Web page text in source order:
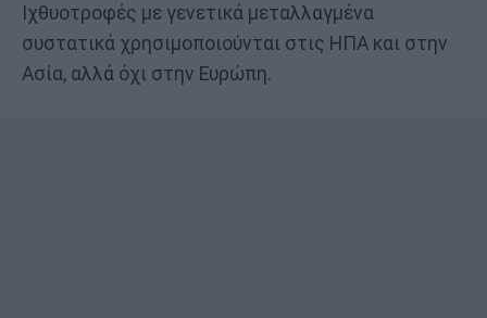
Ιχθυοτροφές με γενετικά μεταλλαγμένα
συστατικά χρησιμοποιούνται στις ΗΠΑ και στην
Ασία, αλλά όχι στην Ευρώπη.